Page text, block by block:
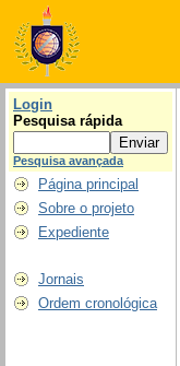
Login
Pesquisa rápida
Pesquisa avançada
Página principal
Sobre o projeto
Expediente
Jornais
Ordem cronológica